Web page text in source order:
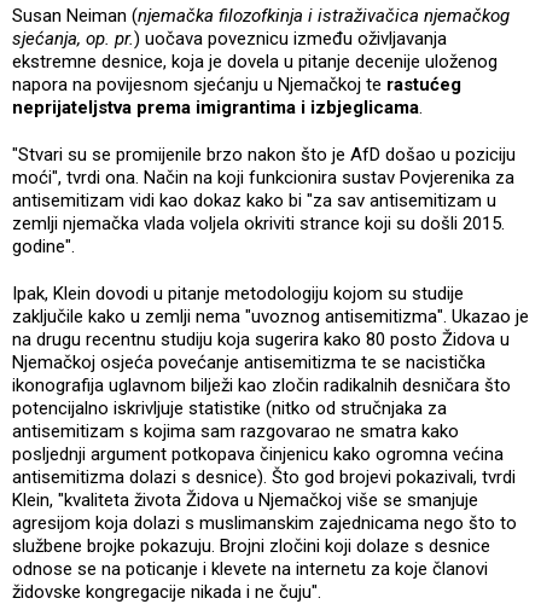
Susan Neiman (njemačka filozofkinja i istraživačica njemačkog
sjećanja, op. pr.) uočava poveznicu između oživljavanja
ekstremne desnice, koja je dovela u pitanje decenije uloženog
napora na povijesnom sjećanju u Njemačkoj te rastućeg
neprijateljstva prema imigrantima i izbjeglicama.
"Stvari su se promijenile brzo nakon što je AfD došao u poziciju
moći", tvrdi ona. Način na koji funkcionira sustav Povjerenika za
antisemitizam vidi kao dokaz kako bi "za sav antisemitizam u
zemlji njemačka vlada voljela okriviti strance koji su došli 2015.
godine".
Ipak, Klein dovodi u pitanje metodologiju kojom su studije
zaključile kako u zemlji nema "uvoznog antisemitizma". Ukazao je
na drugu recentnu studiju koja sugerira kako 80 posto Židova u
Njemačkoj osjeća povećanje antisemitizma te se nacistička
ikonografija uglavnom bilježi kao zločin radikalnih desničara što
potencijalno iskrivljuje statistike (nitko od stručnjaka za
antisemitizam s kojima sam razgovarao ne smatra kako
posljednji argument potkopava činjenicu kako ogromna većina
antisemitizma dolazi s desnice). Što god brojevi pokazivali, tvrdi
Klein, "kvaliteta života Židova u Njemačkoj više se smanjuje
agresijom koja dolazi s muslimanskim zajednicama nego što to
službene brojke pokazuju. Brojni zločini koji dolaze s desnice
odnose se na poticanje i klevete na internetu za koje članovi
židovske kongregacije nikada i ne čuju".